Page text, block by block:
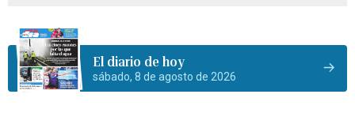
El diario de hoy
sábado, 8 de agosto de 2026